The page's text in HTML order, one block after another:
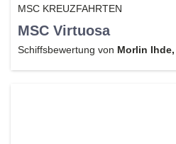
MSC KREUZFAHRTEN
MSC Virtuosa
Schiffsbewertung von Morlin